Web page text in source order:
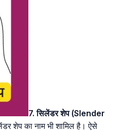
7. सिलेंडर शेप (Slender
शेप का नाम भी शामिल है। ऐसे